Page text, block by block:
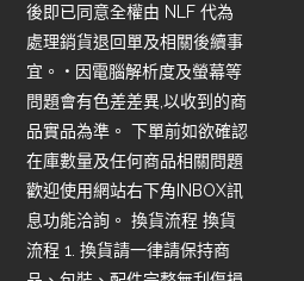
後即已同意全權由 NLF 代為
處理銷貨退回單及相關後續事
宜。 • 因電腦解析度及螢幕等
問題會有色差差異,以收到的商
品實品為準。 下單前如欲確認
在庫數量及任何商品相關問題
歡迎使用網站右下角INBOX訊
息功能洽詢。 換貨流程 換貨
流程 1. 換貨請一律請保持商